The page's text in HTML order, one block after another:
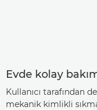
Evde kolay
Kullanıcı tarafından
mekanik kimlikli